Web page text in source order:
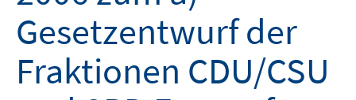
Gesetzentwurf der
Fraktionen CDU/CSU